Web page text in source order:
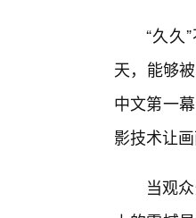
“久久
天，能够
中文第一
影技术让
当观